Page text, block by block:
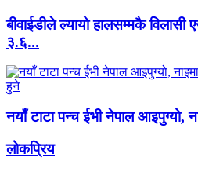
बीवाईडीले ल्यायो हालसम्मकै
३.६...
नयाँ टाटा पन्च ईभी नेपाल आइपुग्यो,
लाेकप्रिय